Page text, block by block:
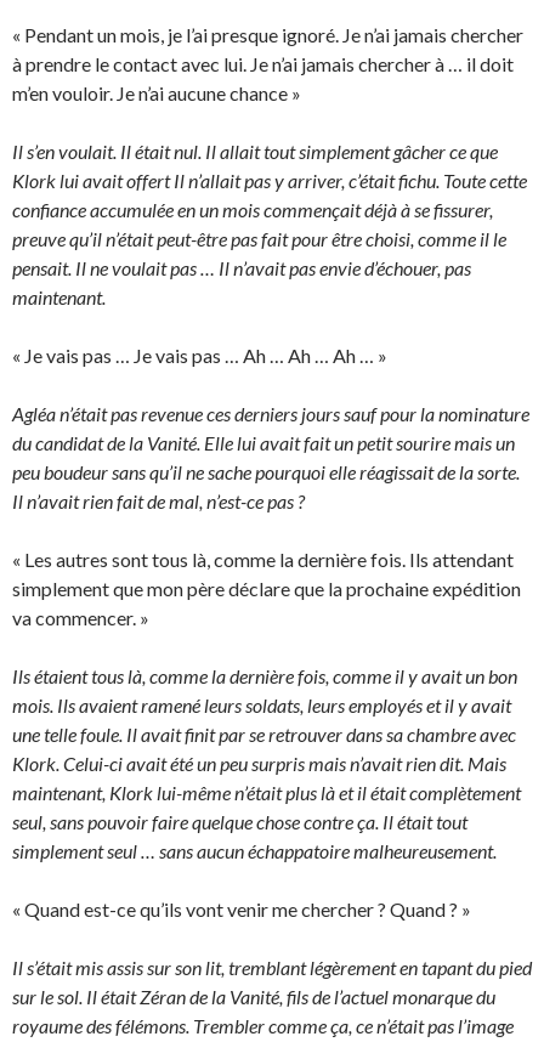
« Pendant un mois, je l’ai presque ignoré. Je n’ai jamais chercher
à prendre le contact avec lui. Je n’ai jamais chercher à … il doit
m’en vouloir. Je n’ai aucune chance »
Il s’en voulait. Il était nul. Il allait tout simplement gâcher ce que
Klork lui avait offert Il n’allait pas y arriver, c’était fichu. Toute cette
confiance accumulée en un mois commençait déjà à se fissurer,
preuve qu’il n’était peut-être pas fait pour être choisi, comme il le
pensait. Il ne voulait pas … Il n’avait pas envie d’échouer, pas
maintenant.
« Je vais pas … Je vais pas … Ah … Ah … Ah … »
Agléa n’était pas revenue ces derniers jours sauf pour la nominature
du candidat de la Vanité. Elle lui avait fait un petit sourire mais un
peu boudeur sans qu’il ne sache pourquoi elle réagissait de la sorte.
Il n’avait rien fait de mal, n’est-ce pas ?
« Les autres sont tous là, comme la dernière fois. Ils attendant
simplement que mon père déclare que la prochaine expédition
va commencer. »
Ils étaient tous là, comme la dernière fois, comme il y avait un bon
mois. Ils avaient ramené leurs soldats, leurs employés et il y avait
une telle foule. Il avait finit par se retrouver dans sa chambre avec
Klork. Celui-ci avait été un peu surpris mais n’avait rien dit. Mais
maintenant, Klork lui-même n’était plus là et il était complètement
seul, sans pouvoir faire quelque chose contre ça. Il était tout
simplement seul … sans aucun échappatoire malheureusement.
« Quand est-ce qu’ils vont venir me chercher ? Quand ? »
Il s’était mis assis sur son lit, tremblant légèrement en tapant du pied
sur le sol. Il était Zéran de la Vanité, fils de l’actuel monarque du
royaume des félémons. Trembler comme ça, ce n’était pas l’image